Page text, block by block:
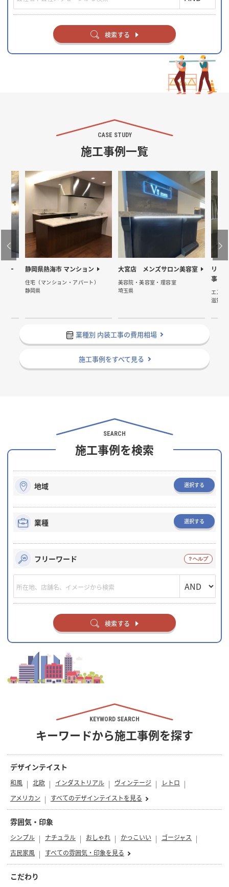
検索する
CASE STUDY
施工事例一覧
ー 静岡県熱海市 マンション
住宅（マンション・アパート）
静岡県
大宮店 メンズサロン美容室
美容院・美容室・理容室
埼玉県
リラ
事
エステ
滋賀県
業種別 内装工事の費用相場
施工事例をすべて見る
SEARCH
施工事例を検索
地域 選択する
業種 選択する
フリーワード
検索する
KEYWORD SEARCH
キーワードから施工事例を探す
デザインテイスト
和風 北欧 インダストリアル ヴィンテージ
レトロ
アメリカン
すべてのデザインテイストを見る
雰囲気・印象
シンプル ナチュラル おしゃれ かっこいい
ゴージャス
古民家風
すべての雰囲気・印象を見る
こだわり